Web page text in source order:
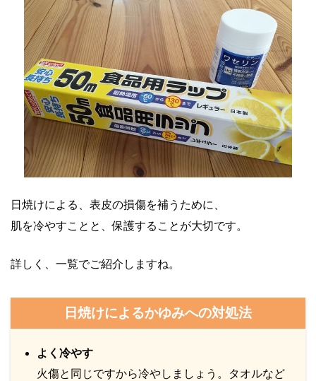
日焼けによる、表皮の損傷を補うために、
肌を冷やすことと、保護することが大切です。
詳しく、一覧でご紹介しますね。
日焼けによるかゆみへの対処法
よく冷やす
火傷と同じですから冷やしましょう。タオルなど